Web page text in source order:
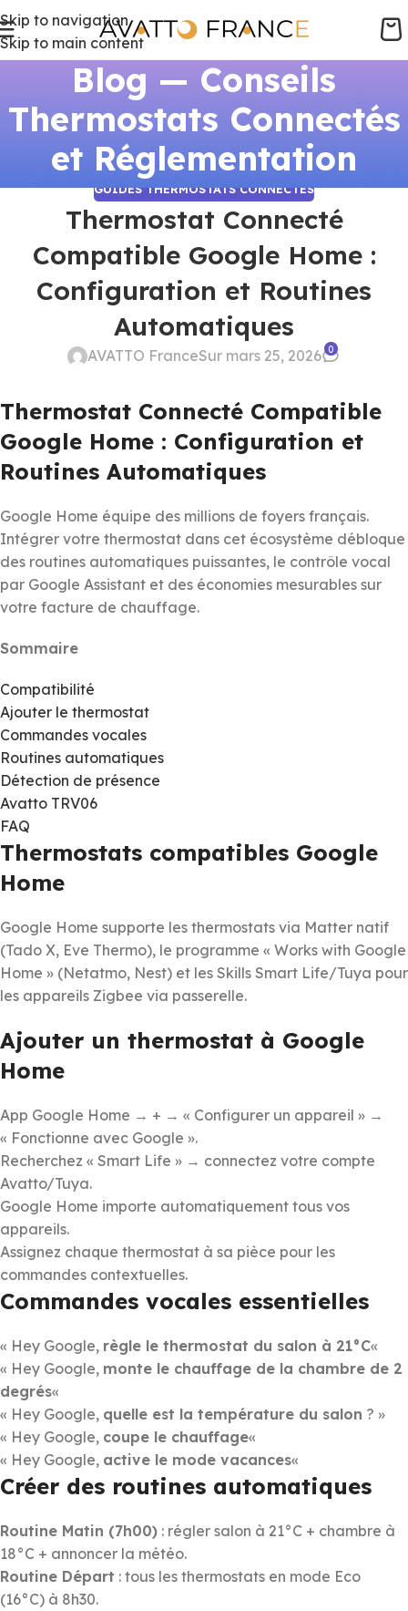
Skip to navigation
Skip to main content
Blog — Conseils
Thermostats Connectés
et Réglementation
GUIDES THERMOSTATS CONNECTÉS
Thermostat Connecté
Compatible Google Home :
Configuration et Routines
Automatiques
AVATTO FranceSur mars 25, 2026 0
Thermostat Connecté Compatible
Google Home : Configuration et
Routines Automatiques
Google Home équipe des millions de foyers français.
Intégrer votre thermostat dans cet écosystème débloque
des routines automatiques puissantes, le contrôle vocal
par Google Assistant et des économies mesurables sur
votre facture de chauffage.
Sommaire
Compatibilité
Ajouter le thermostat
Commandes vocales
Routines automatiques
Détection de présence
Avatto TRV06
FAQ
Thermostats compatibles Google
Home
Google Home supporte les thermostats via Matter natif
(Tado X, Eve Thermo), le programme « Works with Google
Home » (Netatmo, Nest) et les Skills Smart Life/Tuya pour
les appareils Zigbee via passerelle.
Ajouter un thermostat à Google
Home
App Google Home → + → « Configurer un appareil » →
« Fonctionne avec Google ».
Recherchez « Smart Life » → connectez votre compte
Avatto/Tuya.
Google Home importe automatiquement tous vos
appareils.
Assignez chaque thermostat à sa pièce pour les
commandes contextuelles.
Commandes vocales essentielles
« Hey Google, règle le thermostat du salon à 21°C«
« Hey Google, monte le chauffage de la chambre de 2
degrés«
« Hey Google, quelle est la température du salon ? »
« Hey Google, coupe le chauffage«
« Hey Google, active le mode vacances«
Créer des routines automatiques
Routine Matin (7h00) : régler salon à 21°C + chambre à
18°C + annoncer la météo.
Routine Départ : tous les thermostats en mode Eco
(16°C) à 8h30.